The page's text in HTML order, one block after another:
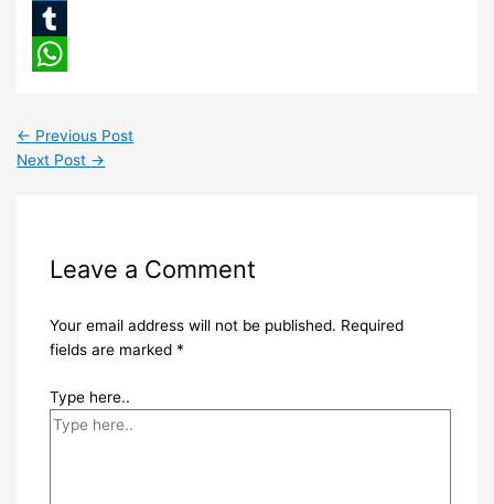
LinkedIn
Tumblr
← Previous Post
Next Post →
Leave a Comment
Your email address will not be published. Required
fields are marked *
Type here..